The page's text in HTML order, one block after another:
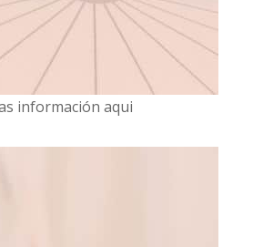
información aqui